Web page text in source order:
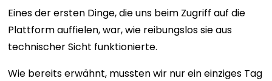
Eines der ersten Dinge, die uns beim Zugriff auf die
Plattform auffielen, war, wie reibungslos sie aus
technischer Sicht funktionierte.
Wie bereits erwähnt, mussten wir nur ein einziges Tag